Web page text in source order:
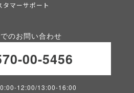
タマーサポート
のお問い合わせ
00-5456
12:00/13:00-16:00